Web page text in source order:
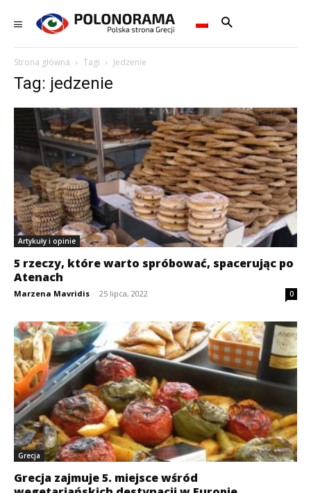
Strona główna Tagi Jedzenie
Tag: jedzenie
Artykuły i opinie
5 rzeczy, które warto spróbować, spacerując po
Atenach
Marzena Mavridis - 25 lipca, 2022 0
Grecja
Grecja zajmuje 5. miejsce wśród